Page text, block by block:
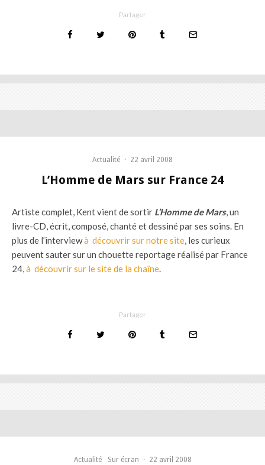
Partager
Actualité · 22 avril 2008
L’Homme de Mars sur France 24
Artiste complet, Kent vient de sortir L’Homme de Mars, un
livre-CD, écrit, composé, chanté et dessiné par ses soins. En
plus de l’interviewà découvrir sur notre site, les curieux
peuvent sauter sur un chouette reportage réalisé par France
24,à découvrir sur le site de la chaîne.
Partager
Actualité Sur écran · 22 avril 2008